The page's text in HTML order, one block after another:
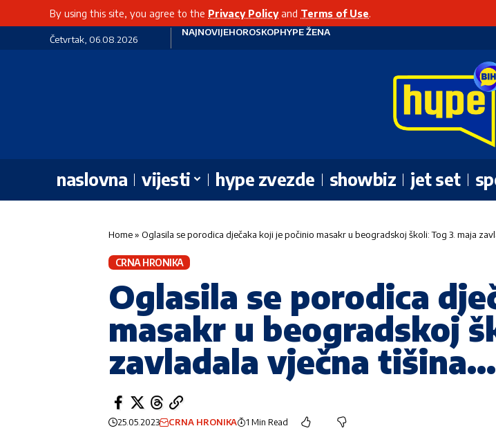
By using this site, you agree to the Privacy Policyand Terms of Use.
Četvrtak, 06.08.2026
NAJNOVIJEHOROSKOPHYPE ŽENA
naslovna vijesti hype zvezde showbiz jet set
Home» Oglasila se porodica dječaka koji je počinio masakr u beogradskoj školi: Tog 3. maja
CRNA HRONIKA
Oglasila se porodica
masakr u beogradskoj
zavladala vječna tišina…
25.05.2023 CRNA HRONIKA 1 Min Read